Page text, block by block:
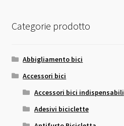
Categorie prodotto
Abbigliamento bici
Accessori bici
Accessori bici indispensabili
Adesivi biciclette